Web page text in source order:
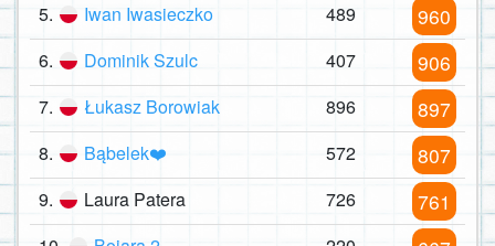
5. Iwan Iwasieczko 489 960
6. Dominik Szulc 407 906
7. Łukasz Borowiak 896 897
8. Bąbelek❤️ 572 807
9. Laura Patera 726 761